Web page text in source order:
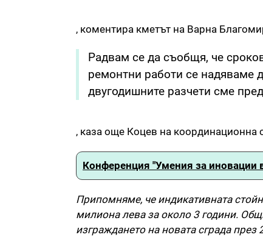
, коментира кметът на Варна
Радвам се да съобщя, че
ремонтни работи се надяваме
двугодишните разчети сме
, каза още Коцев на координационна
Конференция "Умения за иновации
Припомняме, че индикативната
милиона лева за около 3 години.
изграждането на новата сграда